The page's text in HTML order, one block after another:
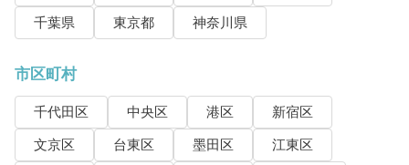
千葉県
東京都 神奈川県
市区町村
千代田区 中央区 港区
新宿区
文京区
台東区 墨田区
江東区